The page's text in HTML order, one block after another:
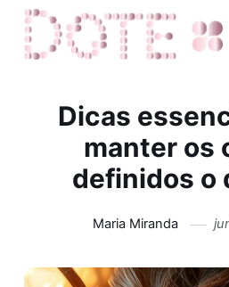
Dicas
manter os
definidos o
Maria Miranda